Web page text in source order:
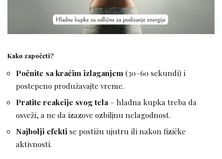
Kako započeti?
Počnite sa kraćim izlaganjem (30–60 sekundi) i
postepeno produžavajte vreme.
Pratite reakcije svog tela – hladna kupka treba da
osveži, a ne da izazove ozbiljnu nelagodnost.
Najbolji efekti se postižu ujutru ili nakon fizičke
aktivnosti.